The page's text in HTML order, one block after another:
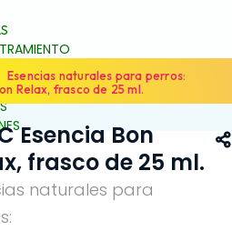
Y BIENESTAR
FLORALES
Y
Esencias naturales para perros:
Relax, frasco de 25 ml.
naturales para
Esencia Bon
frasco de 25 ml.